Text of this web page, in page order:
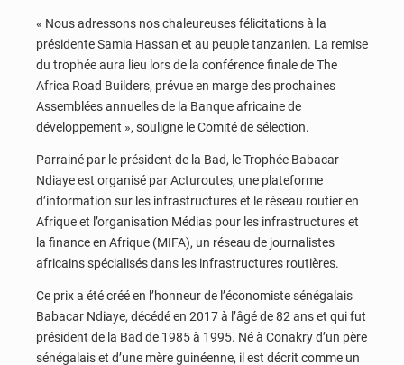
« Nous adressons nos chaleureuses félicitations à la
présidente Samia Hassan et au peuple tanzanien. La remise
du trophée aura lieu lors de la conférence finale de The
Africa Road Builders, prévue en marge des prochaines
Assemblées annuelles de la Banque africaine de
développement », souligne le Comité de sélection.
Parrainé par le président de la Bad, le Trophée Babacar
Ndiaye est organisé par Acturoutes, une plateforme
d’information sur les infrastructures et le réseau routier en
Afrique et l’organisation Médias pour les infrastructures et
la finance en Afrique (MIFA), un réseau de journalistes
africains spécialisés dans les infrastructures routières.
Ce prix a été créé en l’honneur de l’économiste sénégalais
Babacar Ndiaye, décédé en 2017 à l’âgé de 82 ans et qui fut
président de la Bad de 1985 à 1995. Né à Conakry d’un père
sénégalais et d’une mère guinéenne, il est décrit comme un